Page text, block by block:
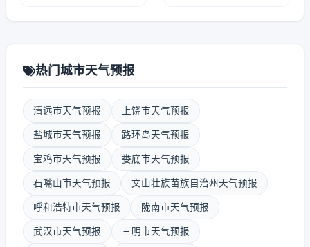
热门城市天气预报
清远市天气预报 上饶市天气预报
盐城市天气预报 路环岛天气预报
宝鸡市天气预报 娄底市天气预报
石嘴山市天气预报 文山壮族苗族自治州天气预报
呼和浩特市天气预报 陇南市天气预报
武汉市天气预报 三明市天气预报